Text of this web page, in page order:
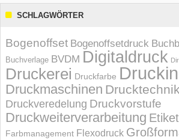
SCHLAGWÖRTER
Bogenoffset Bogenoffsetdruck
Buchverlage BVDM Digitaldruck
Druckerei Druckfarbe
Druckmaschinen Drucktechnik
Druckveredelung Druckvorstufe
Druckweiterverarbeitung
Farbmanagement Flexodruck